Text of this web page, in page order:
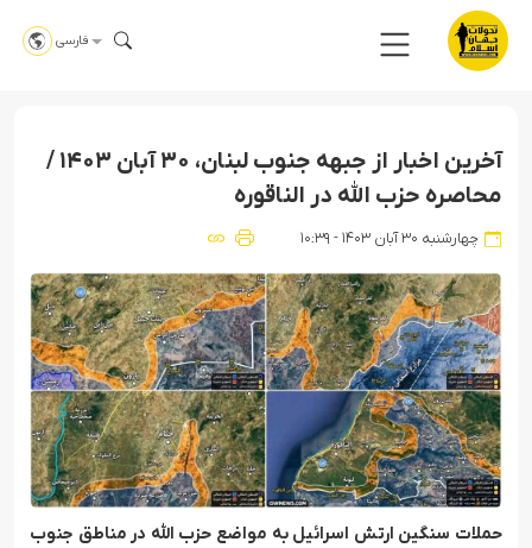
فارسی
آخرین اخبار از جبهه جنوب لبنان، ۳۰ آبان ۱۴۰۳ /
محاصره حزب الله در الناقوره
چهارشنبه ۳۰ آبان ۱۴۰۳ - ۱۰:۳۹
حملات سنگین ارتش اسرائیل به مواضع حزب الله در مناطق جنوب